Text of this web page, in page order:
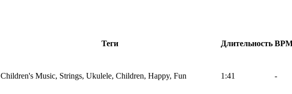
Теги Длительность
Children's Music, Strings, Ukulele, Children, Happy, Fun 1:41 -